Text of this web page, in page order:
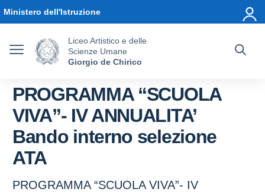
Ministero dell'Istruzione
Liceo Artistico e delle
Scienze Umane
Giorgio de Chirico
PROGRAMMA “SCUOLA
VIVA”- IV ANNUALITA’
Bando interno selezione
ATA
PROGRAMMA “SCUOLA VIVA”- IV